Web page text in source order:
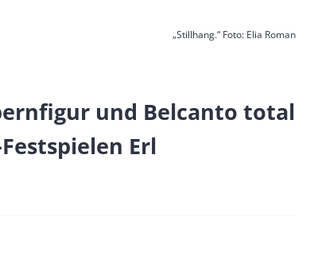
„Stillhang.“ Foto: Elia Roman
und Belcanto total
Erl